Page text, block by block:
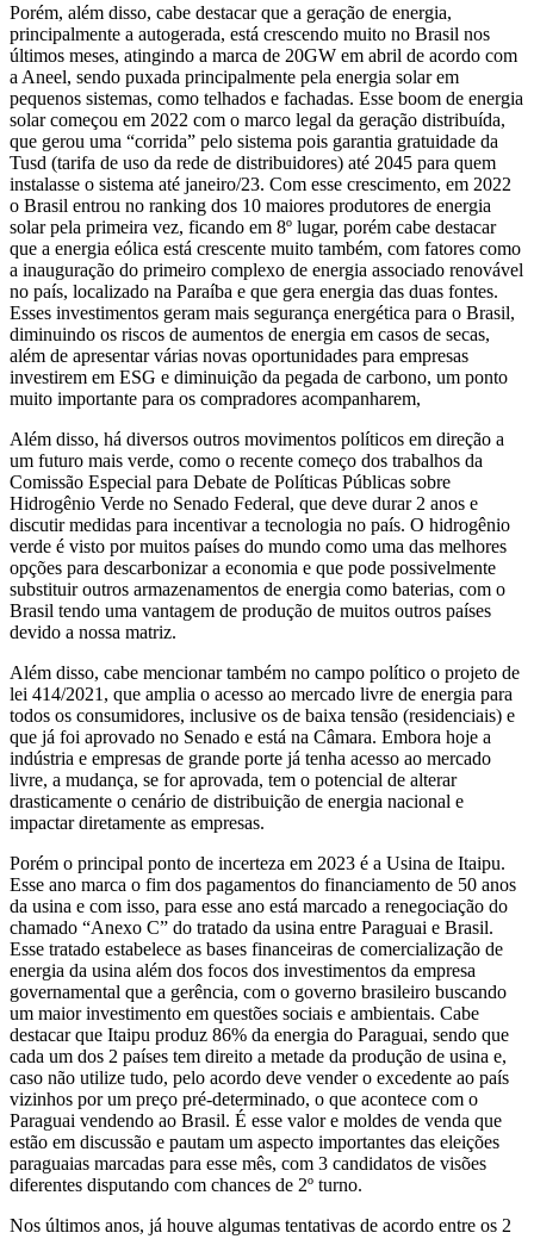
Porém, além disso, cabe destacar que a geração de energia,
principalmente a autogerada, está crescendo muito no Brasil nos
últimos meses, atingindo a marca de 20GW em abril de acordo com
a Aneel, sendo puxada principalmente pela energia solar em
pequenos sistemas, como telhados e fachadas. Esse boom de energia
solar começou em 2022 com o marco legal da geração distribuída,
que gerou uma “corrida” pelo sistema pois garantia gratuidade da
Tusd (tarifa de uso da rede de distribuidores) até 2045 para quem
instalasse o sistema até janeiro/23. Com esse crescimento, em 2022
o Brasil entrou no ranking dos 10 maiores produtores de energia
solar pela primeira vez, ficando em 8º lugar, porém cabe destacar
que a energia eólica está crescente muito também, com fatores como
a inauguração do primeiro complexo de energia associado renovável
no país, localizado na Paraíba e que gera energia das duas fontes.
Esses investimentos geram mais segurança energética para o Brasil,
diminuindo os riscos de aumentos de energia em casos de secas,
além de apresentar várias novas oportunidades para empresas
investirem em ESG e diminuição da pegada de carbono, um ponto
muito importante para os compradores acompanharem,
Além disso, há diversos outros movimentos políticos em direção a
um futuro mais verde, como o recente começo dos trabalhos da
Comissão Especial para Debate de Políticas Públicas sobre
Hidrogênio Verde no Senado Federal, que deve durar 2 anos e
discutir medidas para incentivar a tecnologia no país. O hidrogênio
verde é visto por muitos países do mundo como uma das melhores
opções para descarbonizar a economia e que pode possivelmente
substituir outros armazenamentos de energia como baterias, com o
Brasil tendo uma vantagem de produção de muitos outros países
devido a nossa matriz.
Além disso, cabe mencionar também no campo político o projeto de
lei 414/2021, que amplia o acesso ao mercado livre de energia para
todos os consumidores, inclusive os de baixa tensão (residenciais) e
que já foi aprovado no Senado e está na Câmara. Embora hoje a
indústria e empresas de grande porte já tenha acesso ao mercado
livre, a mudança, se for aprovada, tem o potencial de alterar
drasticamente o cenário de distribuição de energia nacional e
impactar diretamente as empresas.
Porém o principal ponto de incerteza em 2023 é a Usina de Itaipu.
Esse ano marca o fim dos pagamentos do financiamento de 50 anos
da usina e com isso, para esse ano está marcado a renegociação do
chamado “Anexo C” do tratado da usina entre Paraguai e Brasil.
Esse tratado estabelece as bases financeiras de comercialização de
energia da usina além dos focos dos investimentos da empresa
governamental que a gerência, com o governo brasileiro buscando
um maior investimento em questões sociais e ambientais. Cabe
destacar que Itaipu produz 86% da energia do Paraguai, sendo que
cada um dos 2 países tem direito a metade da produção de usina e,
caso não utilize tudo, pelo acordo deve vender o excedente ao país
vizinhos por um preço pré-determinado, o que acontece com o
Paraguai vendendo ao Brasil. É esse valor e moldes de venda que
estão em discussão e pautam um aspecto importantes das eleições
paraguaias marcadas para esse mês, com 3 candidatos de visões
diferentes disputando com chances de 2º turno.
Nos últimos anos, já houve algumas tentativas de acordo entre os 2